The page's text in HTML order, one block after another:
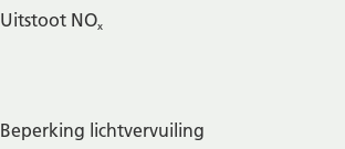
Uitstoot NOx
Beperking lichtvervuiling